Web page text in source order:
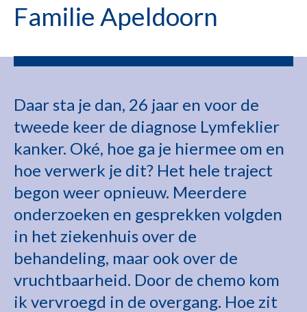
Familie Apeldoorn
Daar sta je dan, 26 jaar en voor de
tweede keer de diagnose Lymfeklier
kanker. Oké, hoe ga je hiermee om en
hoe verwerk je dit? Het hele traject
begon weer opnieuw. Meerdere
onderzoeken en gesprekken volgden
in het ziekenhuis over de
behandeling, maar ook over de
vruchtbaarheid. Door de chemo kom
ik vervroegd in de overgang. Hoe zit